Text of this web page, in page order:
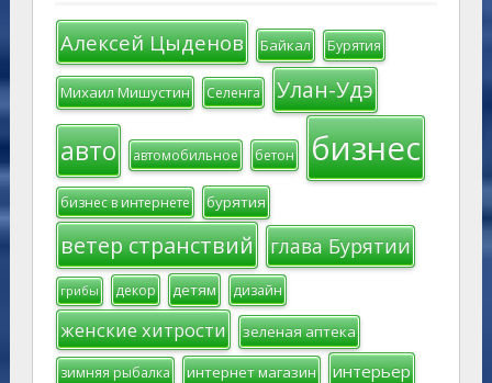
Алексей Цыденов Байкал Бурятия
Михаил Мишустин Селенга Улан-Удэ
авто автомобильное бетон бизнес
бизнес в интернете бурятия
ветер странствий глава Бурятии
грибы декор детям дизайн
женские хитрости зеленая аптека
зимняя рыбалка интернет магазин интерьер